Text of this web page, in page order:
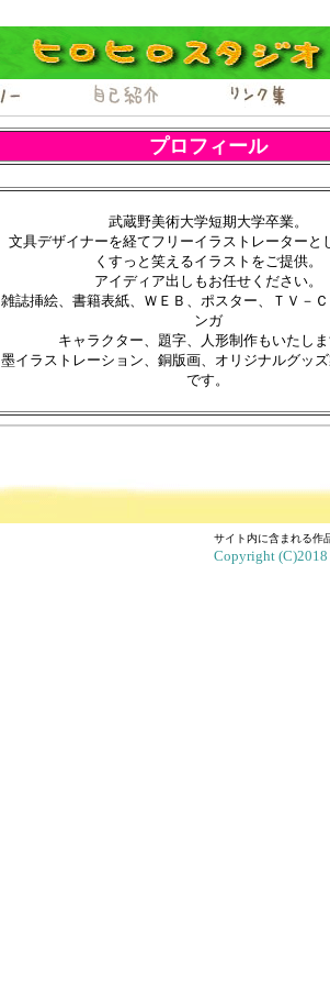
プロフィール
武蔵野美術大学短期大学卒業。
文具デザイナーを経てフリーイラストレーターと
くすっと笑えるイラストをご提供。
アイディア出しもお任せください。
雑誌挿絵、書籍表紙、ＷＥＢ、ポスター、ＴＶ－
ンガ
キャラクター、題字、人形制作もいたしま
墨イラストレーション、銅版画、オリジナルグッ
です。
サイト内に含まれる作
Copyright